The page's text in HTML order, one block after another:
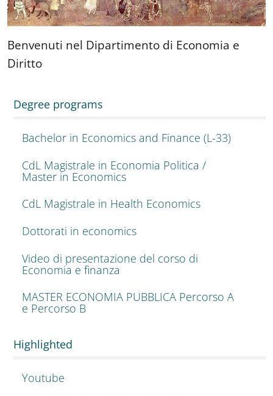
Benvenuti nel Dipartimento di Economia e
Diritto
Degree programs
Bachelor in Economics and Finance (L-33)
CdL Magistrale in Economia Politica /
Master in Economics
CdL Magistrale in Health Economics
Dottorati in economics
Video di presentazione del corso di
Economia e finanza
MASTER ECONOMIA PUBBLICA Percorso A
e Percorso B
Highlighted
Youtube